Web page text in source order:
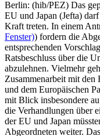
Berlin: (hib/PEZ) Das
EU und Japan (Jefta)
Kraft treten. In einem
Fenster)) fordern die
entsprechenden
Ratsbeschluss über die
abzulehnen. Vielmehr
Zusammenarbeit mit
und dem Europäischen
mit Blick insbesondere
die Verhandlungen über
der EU und Japan
Abgeordneten weiter.